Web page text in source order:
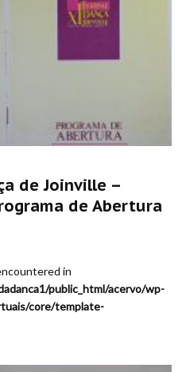
de Joinville –
de Abertura
in
public_html/acervo/wp-
core/template-